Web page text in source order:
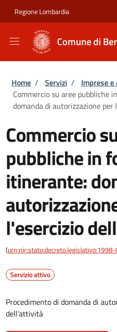
Regione Lombardia
Comune di
Briciole di pane
Home / Servizi / Imprese e
Commercio su aree pubbliche
domanda di autorizzazione
Commercio
pubbliche in
itinerante:
l'esercizio
(
Servizio attivo
Procedimento di domanda di
dell'attività